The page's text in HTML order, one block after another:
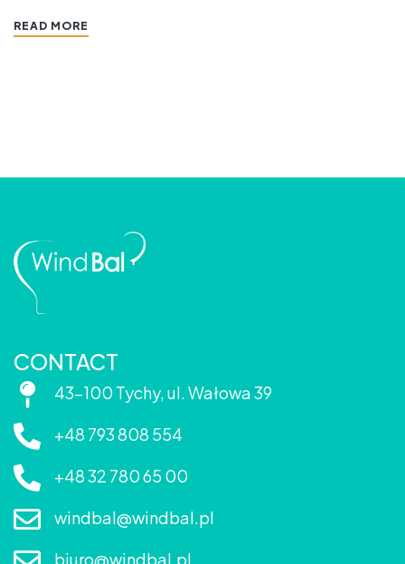
READ MORE
CONTACT
43-100 Tychy, ul. Wałowa 39
+48 793 808 554
+48 32 780 65 00
windbal@windbal.pl
biuro@windbal.pl